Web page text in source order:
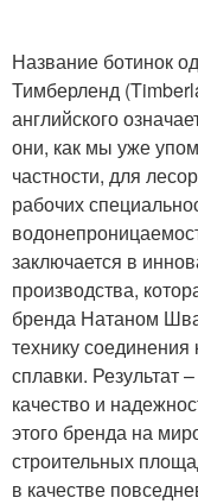
Название ботинок
Тимберленд
английского
они, как мы уже
частности, для
рабочих
заключается в
производства,
бренда Натаном
технику
сплавки. Результат
качество и
этого бренда на
строительных
в качестве